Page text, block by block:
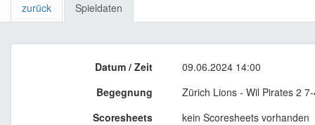
zurück Spieldaten
Datum / Zeit
09.06.2024 14:00
Begegnung
Zürich Lions - Wil Pirates 2
Scoresheets
kein Scoresheets vorhanden